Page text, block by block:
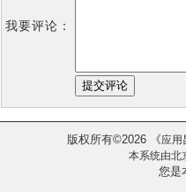
我要评论：
版权所有©2026 《应用
本系统由北
您是